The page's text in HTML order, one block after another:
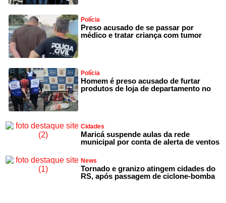
Polícia
Preso acusado de se passar por
médico e tratar criança com tumor
Polícia
Homem é preso acusado de furtar
produtos de loja de departamento no
Cidades
Maricá suspende aulas da rede
municipal por conta de alerta de ventos
News
Tornado e granizo atingem cidades do
RS, após passagem de ciclone-bomba